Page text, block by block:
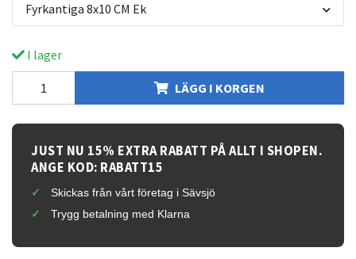
Fyrkantiga 8x10 CM Ek
I lager
LÄGG I KORGEN
JUST NU 15% EXTRA RABATT PÅ ALLT I SHOPEN.
ANGE KOD: RABATT15
Skickas från vårt företag i Sävsjö
Trygg betalning med Klarna